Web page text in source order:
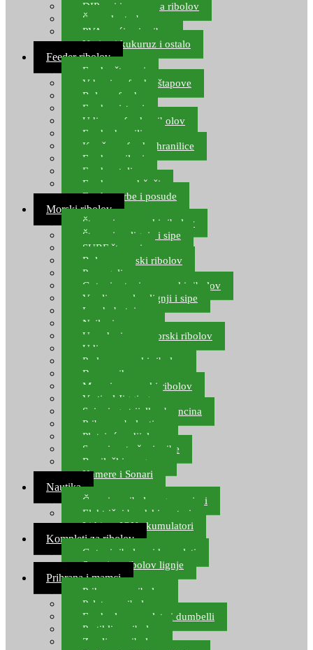
DIP-ovi i arome za ribolov
Šaranske torbe
PVA vrećice i pribor
Umjetni kukuruz i ostalo
Feeder ribolov
Feeder štapovi
Vrhovi za feeder štapove
Role za feeder
Feeder sistemi
Udice za feeder ribolov
Feeder hranilice
Kopče za feeder hranilice
Feeder najloni
Feeder stolice
Feeder arm držači
Feeder torbe i posude
Morski ribolov
Štapovi za morski ribolov
Štapovi za lignje i sipe
SURF štapovi
Role za morski ribolov
Parangali
Gotovi setovi za morski ribolov
Varalice za lov lignji i sipe
Lov hobotnice
Najloni za more
Upredenice za morski ribolov
Udice za more
Perle za morski ribolov
Brum prihrana za more
Mamci za morski ribolov
Vertical Jigging
Spinning strijelke, brancina
Pribor za bolentino
Plutajuća odijela
Sonari za traženje ribe
Ronilački program
Kamere i Sonari
Nautika
Čamci za ribolov, gumenjaci
Električni brodski motori
Lithium ION akumulatori
Kompleti za ribolov
Gotovi ribolovni kompleti
Setovi za ribolov lignje
Prihrana i mamci
Prihrana za ribolov
Pelete za ribolov
Feeder lovne pelete i dumbelli
Partikli za ribolov
Zemlja za ribolov